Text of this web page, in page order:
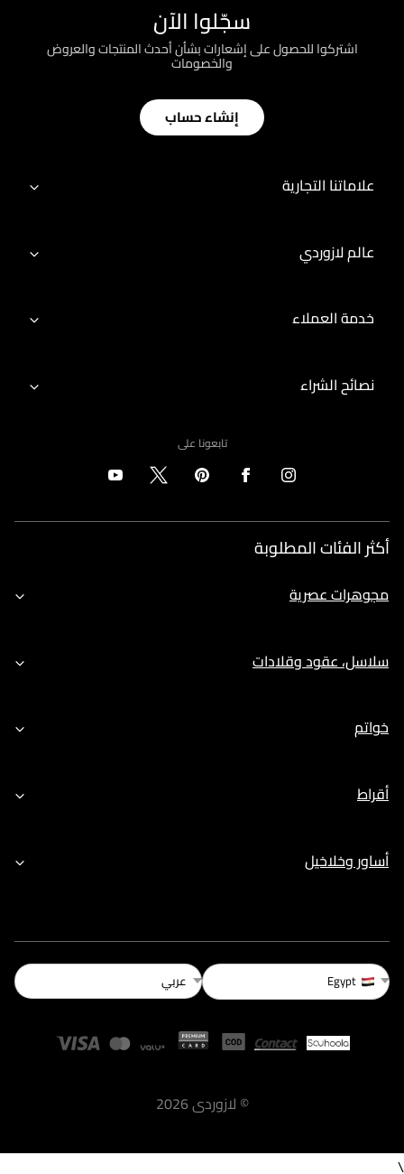
سجّلوا الآن
اشتركوا للحصول على إشعارات بشأن أحدث المنتجات والعروض
والخصومات
إنشاء حساب
علاماتنا التجارية
عالم لازوردي
خدمة العملاء
نصائح الشراء
تابعونا على
أكثر الفئات المطلوبة
مجوهرات عصرية
سلاسل، عقود وقلادات
خواتم
أقراط
أساور وخلاخيل
Egypt عربي
© لازوردى2026
\